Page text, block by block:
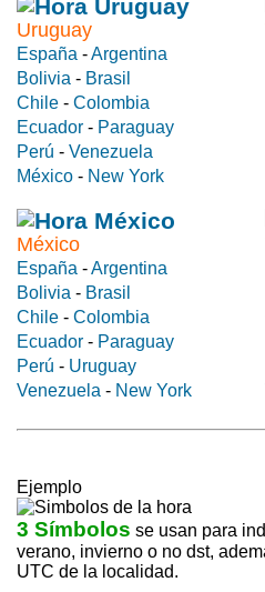
Uruguay
España -Argentina
Bolivia - Brasil
Chile - Colombia
Ecuador - Paraguay
Perú - Venezuela
México - New York
México
España -Argentina
Bolivia - Brasil
Chile - Colombia
Ecuador - Paraguay
Perú - Uruguay
Venezuela - New York
Ejemplo
3 Símbolos se usan para
verano, invierno o no dst,
UTC de la localidad.